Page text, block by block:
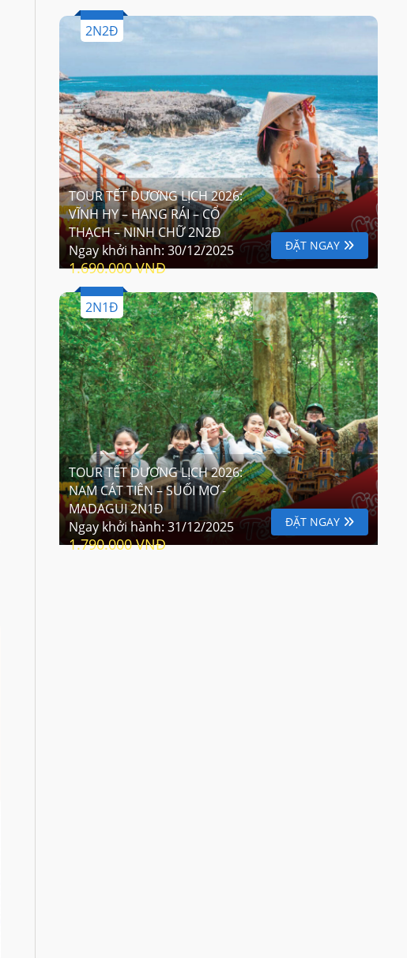
2N2Đ
TOUR TẾT DƯƠNG LỊCH 2026:
VĨNH HY – HANG RÁI – CỔ
THẠCH – NINH CHỮ 2N2Đ
Ngay khởi hành:30/12/2025
1.690.000 VNĐ
ĐẶT NGAY
2N1Đ
TOUR TẾT DƯƠNG LỊCH 2026:
NAM CÁT TIÊN – SUỐI MƠ -
MADAGUI 2N1Đ
Ngay khởi hành:31/12/2025
1.790.000 VNĐ
ĐẶT NGAY